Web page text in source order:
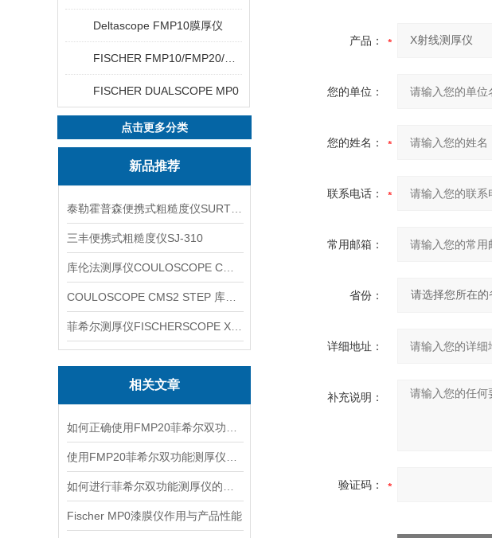
Deltascope FMP10膜厚仪
FISCHER DUALSCOPE MP0
点击更多分类
新品推荐
三丰便携式粗糙度仪SJ-310
相关文章
Fischer MP0漆膜仪作用与产品性能
产品：
您的单位：
您的姓名：
联系电话：
常用邮箱：
省份：
详细地址：
补充说明：
验证码：